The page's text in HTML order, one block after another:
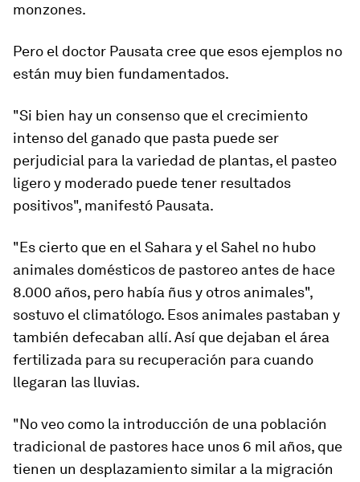
monzones.
Pero el doctor Pausata cree que esos ejemplos no
están muy bien fundamentados.
"Si bien hay un consenso que el crecimiento
intenso del ganado que pasta puede ser
perjudicial para la variedad de plantas, el pasteo
ligero y moderado puede tener resultados
positivos", manifestó Pausata.
"Es cierto que en el Sahara y el Sahel no hubo
animales domésticos de pastoreo antes de hace
8.000 años, pero había ñus y otros animales",
sostuvo el climatólogo. Esos animales pastaban y
también defecaban allí. Así que dejaban el área
fertilizada para su recuperación para cuando
llegaran las lluvias.
"No veo como la introducción de una población
tradicional de pastores hace unos 6 mil años, que
tienen un desplazamiento similar a la migración